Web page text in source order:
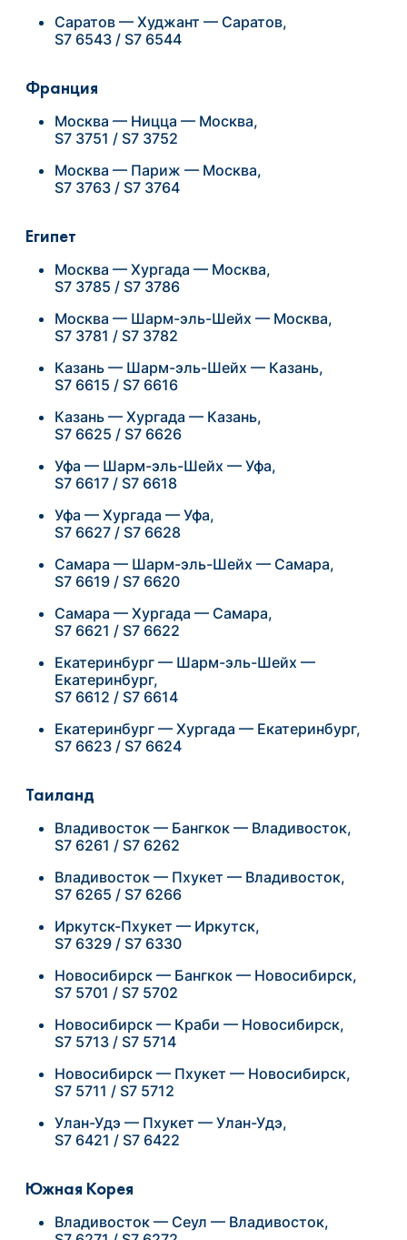
Саратов — Худжант — Саратов,
S7 6543 / S7 6544
Франция
Москва — Ницца — Москва,
S7 3751 / S7 3752
Москва — Париж — Москва,
S7 3763 / S7 3764
Египет
Москва — Хургада — Москва,
S7 3785 / S7 3786
Москва — Шарм-эль-Шейх — Москва,
S7 3781 / S7 3782
Казань — Шарм-эль-Шейх — Казань,
S7 6615 / S7 6616
Казань — Хургада — Казань,
S7 6625 / S7 6626
Уфа — Шарм-эль-Шейх — Уфа,
S7 6617 / S7 6618
Уфа — Хургада — Уфа,
S7 6627 / S7 6628
Самара — Шарм-эль-Шейх — Самара,
S7 6619 / S7 6620
Самара — Хургада — Самара,
S7 6621 / S7 6622
Екатеринбург — Шарм-эль-Шейх —
Екатеринбург,
S7 6612 / S7 6614
Екатеринбург — Хургада — Екатеринбург,
S7 6623 / S7 6624
Таиланд
Владивосток — Бангкок — Владивосток,
S7 6261 / S7 6262
Владивосток — Пхукет — Владивосток,
S7 6265 / S7 6266
Иркутск-Пхукет — Иркутск,
S7 6329 / S7 6330
Новосибирск — Бангкок — Новосибирск,
S7 5701 / S7 5702
Новосибирск — Краби — Новосибирск,
S7 5713 / S7 5714
Новосибирск — Пхукет — Новосибирск,
S7 5711 / S7 5712
Улан-Удэ — Пхукет — Улан-Удэ,
S7 6421 / S7 6422
Южная Корея
Владивосток — Сеул — Владивосток,